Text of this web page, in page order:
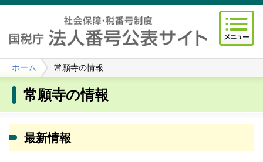
ホーム 常願寺の情報
常願寺の情報
最新情報